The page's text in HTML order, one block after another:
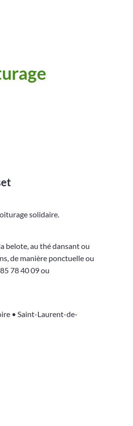
solidaire.
belote, au thé dansant ou
de manière ponctuelle ou
78 40 09 ou
• Saint-Laurent-de-